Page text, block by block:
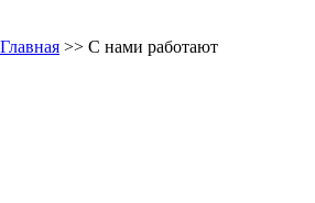
Главная >> С нами работают